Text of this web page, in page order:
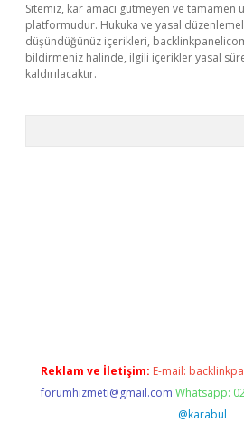
Sitemiz, kar amacı gütmeyen ve tamamen
platformudur. Hukuka ve yasal
düşündüğünüz içerikleri,
bildirmeniz halinde, ilgili içerikler yasal
kaldırılacaktır.
Reklam ve İletişim: E-mail:
forumhizmeti@gmail.com Whatsapp:
@karabul